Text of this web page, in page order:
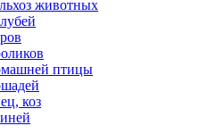
животных
птицы
коз